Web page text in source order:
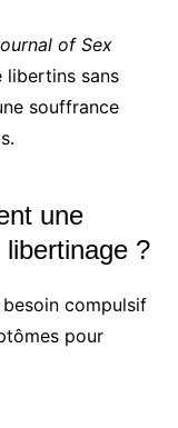
of Sex
sans
souffrance
une
?
compulsif
pour